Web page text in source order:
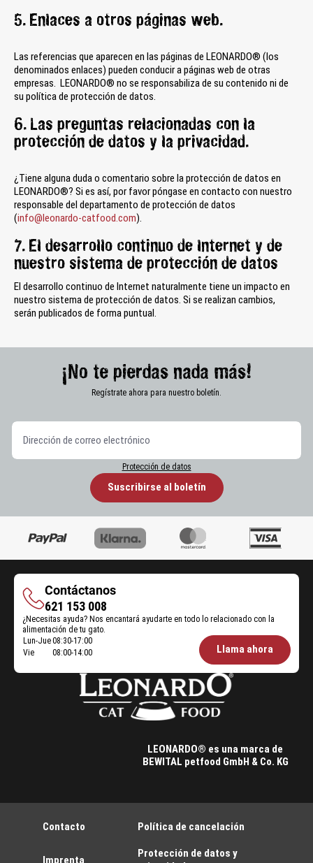
5. Enlaces a otros páginas web.
Las referencias que aparecen en las páginas de LEONARDO® (los
denominados enlaces) pueden conducir a páginas web de otras
empresas. LEONARDO® no se responsabiliza de su contenido ni de
su política de protección de datos.
6. Las preguntas relacionadas con la
protección de datos y la privacidad.
¿Tiene alguna duda o comentario sobre la protección de datos en
LEONARDO®? Si es así, por favor póngase en contacto con nuestro
responsable del departamento de protección de datos
(info@leonardo-catfood.com).
7. El desarrollo continuo de Internet y de
nuestro sistema de protección de datos
El desarrollo continuo de Internet naturalmente tiene un impacto en
nuestro sistema de protección de datos. Si se realizan cambios,
serán publicados de forma puntual.
¡No te pierdas nada más!
Regístrate ahora para nuestro boletín.
Protección de datos
Suscribirse al boletín
Contáctanos
Contáctanos
621 153 008
¿Necesitas ayuda? Nos encantará ayudarte en todo lo relacionado con la
alimentación de tu gato.
Öffnungszeiten
Lun-Jue08:30-17:00
Vie
08:00-14:00 Llama ahora
LEONARDO® es una marca de
BEWITAL petfood GmbH & Co. KG
Contacto
Imprenta
Política de cancelación
Protección de datos y